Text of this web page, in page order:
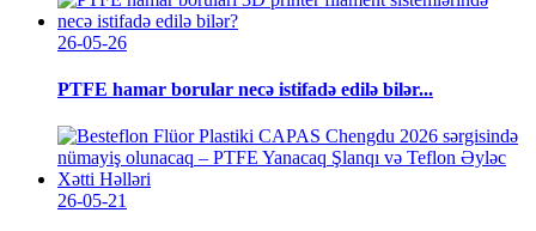
26-05-26
PTFE hamar borular necə istifadə edilə bilər...
26-05-21